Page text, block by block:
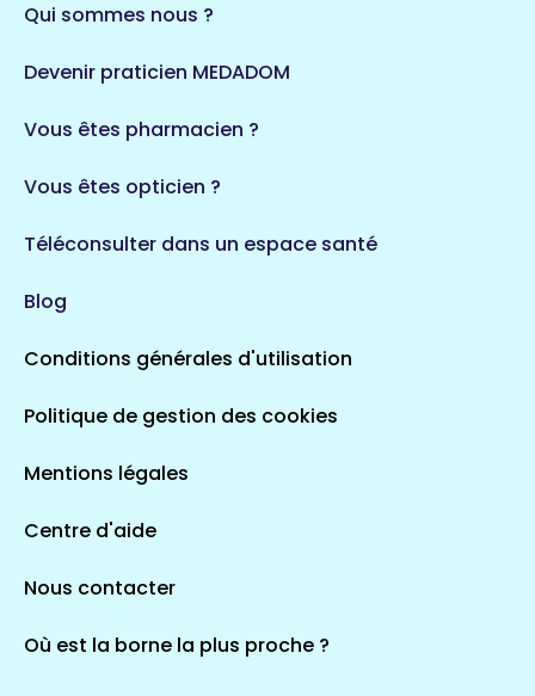
Qui sommes nous ?
Devenir praticien MEDADOM
Vous êtes pharmacien ?
Vous êtes opticien ?
Téléconsulter dans un espace santé
Blog
Conditions générales d'utilisation
Politique de gestion des cookies
Mentions légales
Centre d'aide
Nous contacter
Où est la borne la plus proche ?